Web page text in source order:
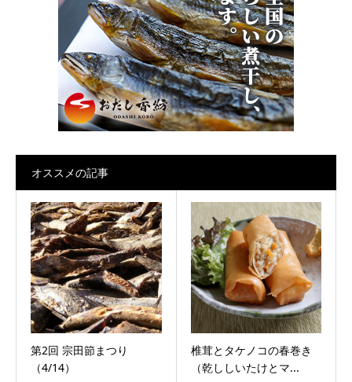
オススメの記事
第2回 宗田節まつり
（4/14）
椎茸とタケノコの春巻き
（乾ししいたけとマ...